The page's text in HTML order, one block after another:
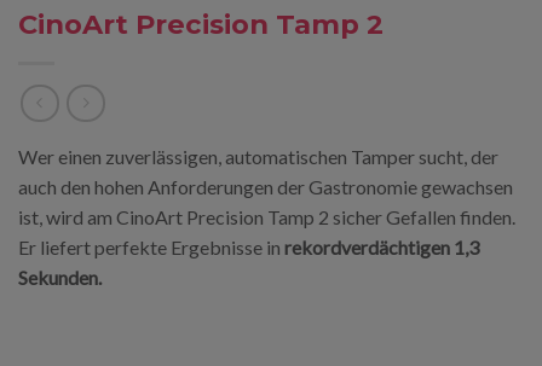
CinoArt Precision Tamp 2
Wer einen zuverlässigen, automatischen Tamper sucht, der
auch den hohen Anforderungen der Gastronomie gewachsen
ist, wird am CinoArt Precision Tamp 2 sicher Gefallen finden.
Er liefert perfekte Ergebnisse in rekordverdächtigen 1,3
Sekunden.